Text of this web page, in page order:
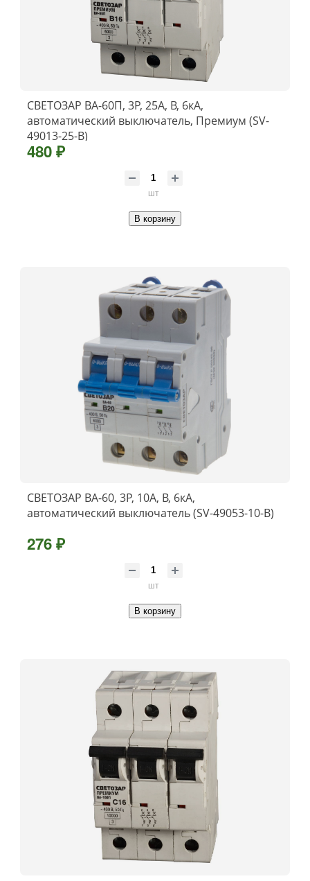
СВЕТОЗАР ВА-60П, 3P, 25А, B, 6кА,
автоматический выключатель, Премиум (SV-
49013-25-B)
480 ₽
шт
В корзину
СВЕТОЗАР ВА-60, 3P, 10А, B, 6кА,
автоматический выключатель (SV-49053-10-B)
276 ₽
шт
В корзину